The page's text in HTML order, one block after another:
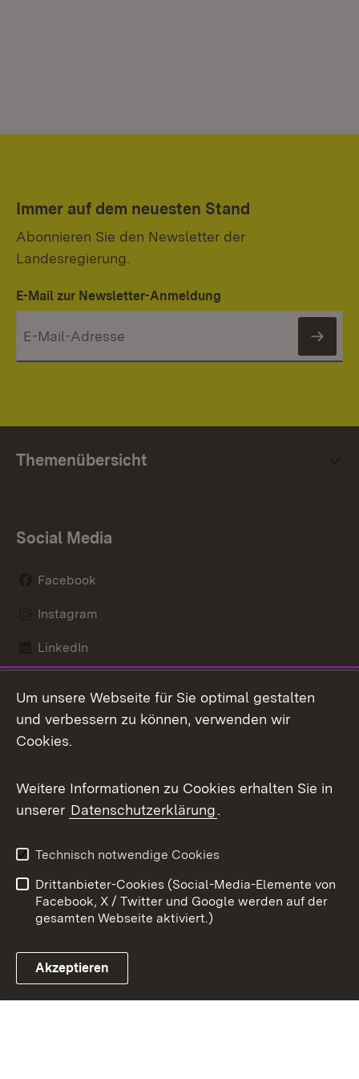
Immer auf dem neuesten Stand
Abonnieren Sie den Newsletter der
Landesregierung.
E-Mail zur Newsletter-Anmeldung
Themenübersicht
Social Media
Facebook
Instagram
LinkedIn
X / Twitter
Youtube
Link zum Landesportal
Kontakt
Datenschutz
Barrierefreiheit
Impressum
Cookies
Um unsere Webseite für Sie optimal gestalten
und verbessern zu können, verwenden wir
Cookies.
Weitere Informationen zu Cookies erhalten Sie in
unserer Datenschutzerklärung.
Technisch notwendige Cookies
Drittanbieter-Cookies (Social-Media-Elemente von
Facebook, X / Twitter und Google werden auf der
gesamten Webseite aktiviert.)
Akzeptieren